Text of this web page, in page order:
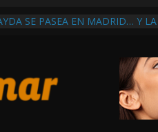
ES PERDER EL
LA CFE ES OBSOLETA Y URGE
SE PASEA EN MADRID… Y
Y BUZONES POSTALES
A LAYDA EN UNA DE LAS
LUJO MÁS GRANDES DE